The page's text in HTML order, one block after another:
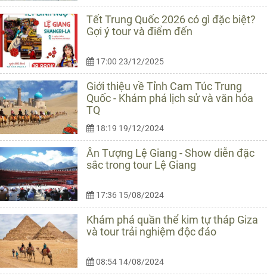
Tết Trung Quốc 2026 có gì đặc biệt?
Gợi ý tour và điểm đến
17:00 23/12/2025
Giới thiệu về Tỉnh Cam Túc Trung
Quốc - Khám phá lịch sử và văn hóa
TQ
18:19 19/12/2024
Ấn Tượng Lệ Giang - Show diễn đặc
sắc trong tour Lệ Giang
17:36 15/08/2024
Khám phá quần thể kim tự tháp Giza
và tour trải nghiệm độc đáo
08:54 14/08/2024